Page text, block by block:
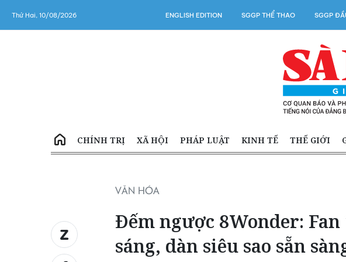
Thứ Hai, 10/08/2026 ENGLISH EDITION SGGP THỂ THAO SGGP
CHÍNH TRỊ XÃ HỘI PHÁP LUẬT KINH TẾ THẾ GIỚI
VĂN HÓA
Đếm ngược 8Wonder: Fan
sáng, dàn siêu sao sẵn